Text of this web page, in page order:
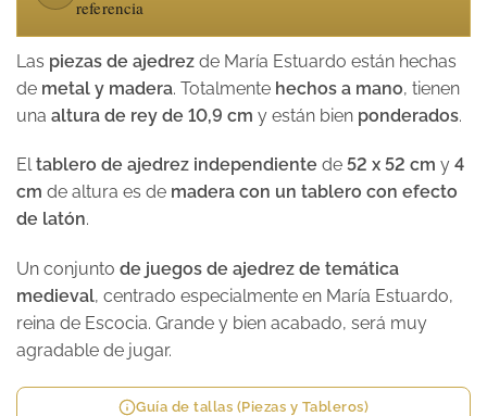
referencia
Las piezas de ajedrez de María Estuardo están hechas
de metal y madera. Totalmente hechos a mano, tienen
una altura de rey de 10,9 cm y están bien ponderados.
Eltablero de ajedrez independiente de 52 x 52 cm y 4
cm de altura es de madera con un tablero con efecto
de latón.
Un conjunto de juegos de ajedrez de temática
medieval, centrado especialmente en María Estuardo,
reina de Escocia. Grande y bien acabado, será muy
agradable de jugar.
Guía de tallas (Piezas y Tableros)